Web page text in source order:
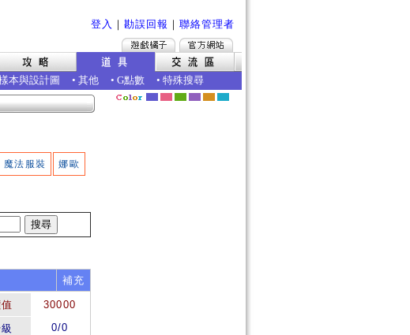
登入 ｜ 勘誤回報 ｜ 聯絡管理者
本與設計圖 • 其他 • G點數 • 特殊搜尋
魔法服裝 娜歐
補充
30000
0/0